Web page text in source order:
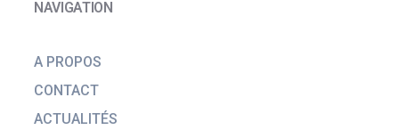
NAVIGATION
A PROPOS
CONTACT
ACTUALITÉS